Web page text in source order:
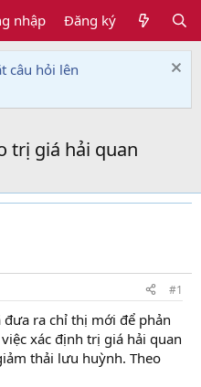
nhập Đăng ký
câu hỏi lên
trị giá hải quan
#1
đưa ra chỉ thị mới để phản
xác định trị giá hải quan
thải lưu huỳnh. Theo